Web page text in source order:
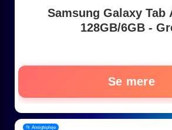
Samsung Galaxy Tab
128GB/6GB -
Se mere
📂 Ansigtspleje